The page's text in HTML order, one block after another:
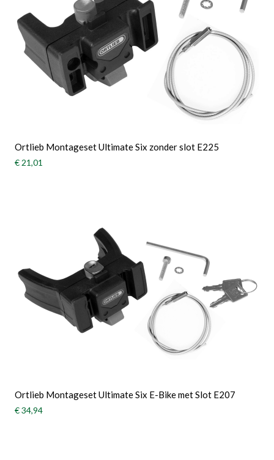
Ortlieb Montageset Ultimate Six zonder slot E225
€ 21,01
Ortlieb Montageset Ultimate Six E-Bike met Slot E207
€ 34,94